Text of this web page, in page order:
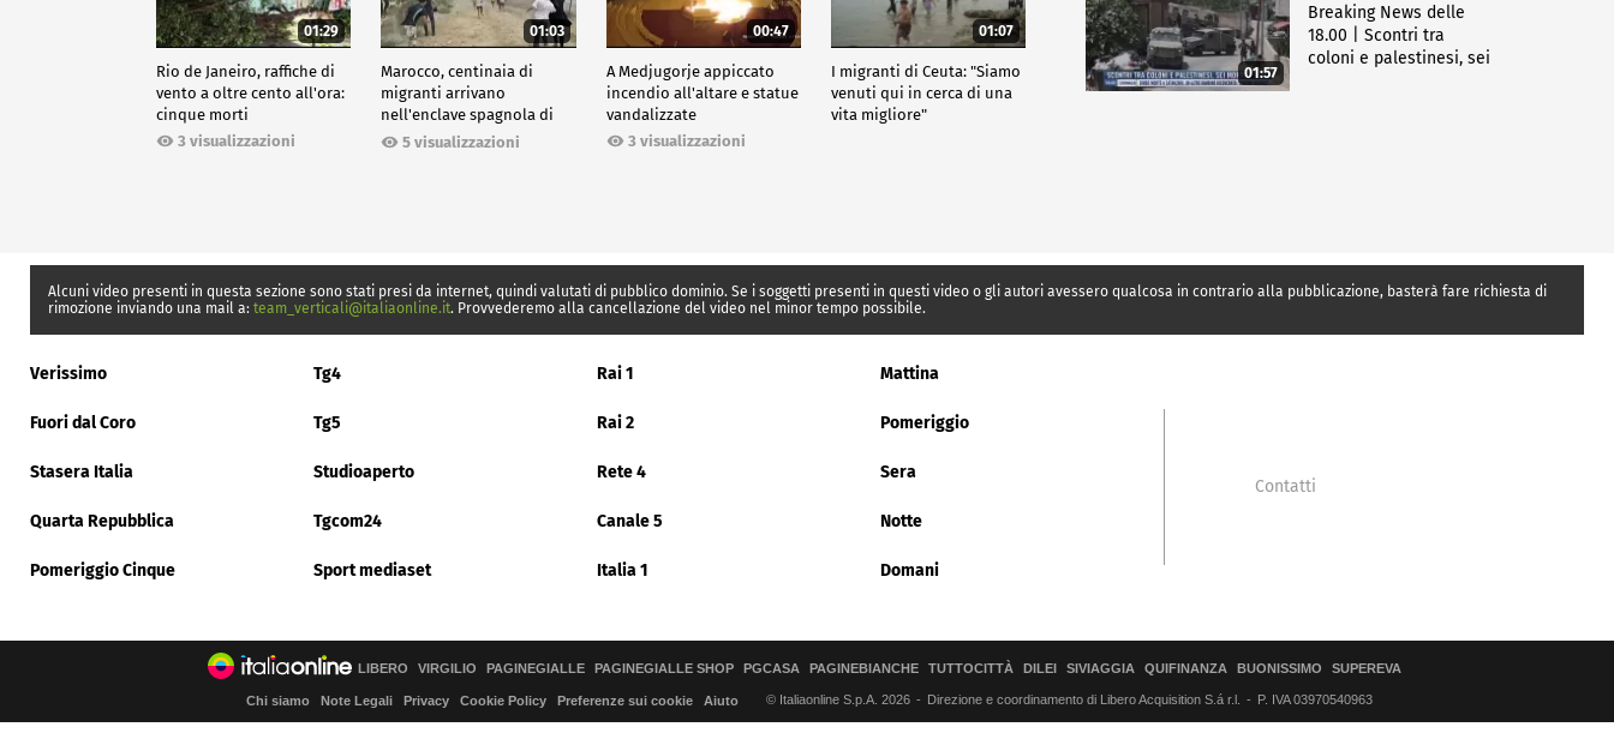
01:29
Rio de Janeiro, raffiche di
vento a oltre cento all'ora:
cinque morti
3 visualizzazioni
01:03
Marocco, centinaia di
migranti arrivano
nell'enclave spagnola di
Ceuta5 visualizzazioni
00:47
A Medjugorje appiccato
incendio all'altare e statue
vandalizzate
3 visualizzazioni
01:07
I migranti di Ceuta: "Siamo
venuti qui in cerca di una
vita migliore"
01:57
Breaking News delle
18.00 | Scontri tra
coloni e palestinesi, sei
Alcuni video presenti in questa sezione sono stati presi da internet, quindi valutati di pubblico dominio. Se i soggetti presenti in questi video o gli autori avessero qualcosa in contrario alla pubblicazione, basterà fare richiesta di
rimozione inviando una mail a: team_verticali@italiaonline.it. Provvederemo alla cancellazione del video nel minor tempo possibile.
Verissimo Tg4 Rai 1 Mattina
Fuori dal Coro Tg5 Rai 2 Pomeriggio
Stasera Italia Studioaperto Rete 4 Sera
Quarta Repubblica Tgcom24 Canale 5 Notte
Pomeriggio Cinque Sport mediaset Italia 1 Domani
Contatti
LIBERO VIRGILIO PAGINEGIALLE PAGINEGIALLE SHOP PGCASA PAGINEBIANCHE TUTTOCITTÀ DILEI SIVIAGGIA QUIFINANZA BUONISSIMO SUPEREVA
Chi siamo Note Legali Privacy Cookie Policy Preferenze sui cookie Aiuto © Italiaonline S.p.A. 2026 Direzione e coordinamento di Libero Acquisition S.á r.l. P. IVA 03970540963